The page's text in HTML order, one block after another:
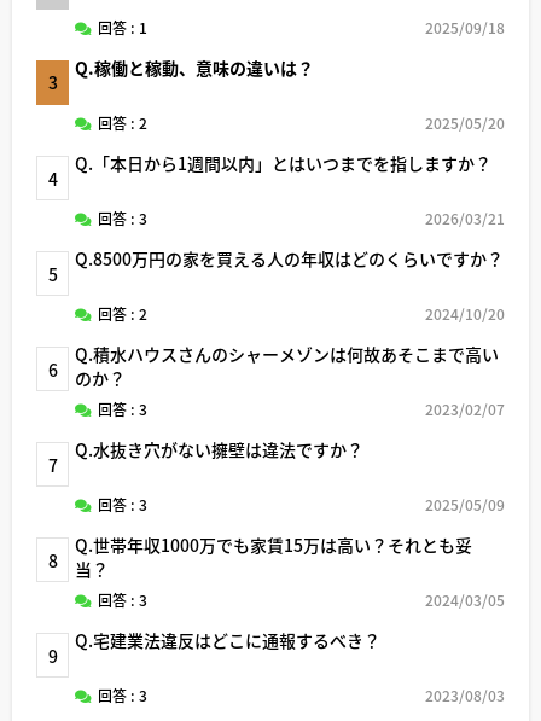
回答 : 1 2025/09/18
3
Q.稼働と稼動、意味の違いは？
回答 : 2 2025/05/20
4
Q.「本日から1週間以内」とはいつまでを指しますか？
回答 : 3 2026/03/21
5
Q.8500万円の家を買える人の年収はどのくらいですか？
回答 : 2 2024/10/20
6
Q.積水ハウスさんのシャーメゾンは何故あそこまで高い
のか？
回答 : 3 2023/02/07
7
Q.水抜き穴がない擁壁は違法ですか？
回答 : 3 2025/05/09
8
Q.世帯年収1000万でも家賃15万は高い？それとも妥
当？
回答 : 3 2024/03/05
9
Q.宅建業法違反はどこに通報するべき？
回答 : 3 2023/08/03